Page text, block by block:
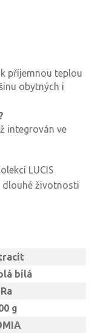
příjemnou teplou
obytných i
integrován ve
LUCIS
dlouhé životnosti
bílá
g